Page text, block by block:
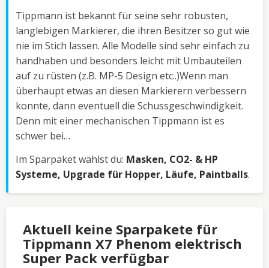
Tippmann ist bekannt für seine sehr robusten,
langlebigen Markierer, die ihren Besitzer so gut wie
nie im Stich lassen. Alle Modelle sind sehr einfach zu
handhaben und besonders leicht mit Umbauteilen
auf zu rüsten (z.B. MP-5 Design etc..)Wenn man
überhaupt etwas an diesen Markierern verbessern
konnte, dann eventuell die Schussgeschwindigkeit.
Denn mit einer mechanischen Tippmann ist es
schwer bei…
Im Sparpaket wählst du: Masken, CO2- & HP
Systeme, Upgrade für Hopper, Läufe, Paintballs.
Aktuell keine Sparpakete für
Tippmann X7 Phenom elektrisch
Super Pack verfügbar